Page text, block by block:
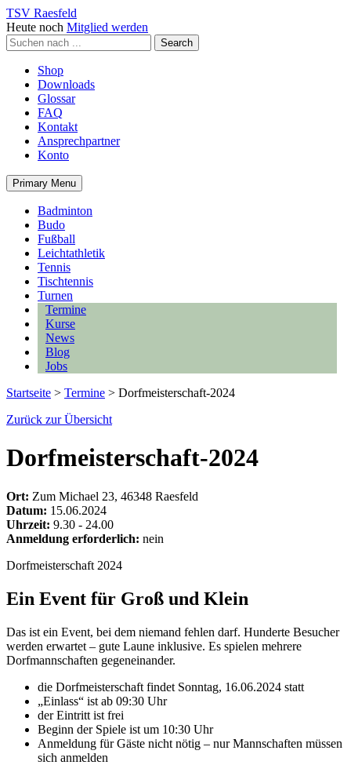
TSV Raesfeld
Heute noch Mitglied werden
Shop
Downloads
Glossar
FAQ
Kontakt
Ansprechpartner
Konto
Primary Menu
Badminton
Budo
Fußball
Leichtathletik
Tennis
Tischtennis
Turnen
Termine
Kurse
News
Blog
Jobs
Startseite > Termine > Dorfmeisterschaft-2024
Zurück zur Übersicht
Dorfmeisterschaft-2024
Ort: Zum Michael 23, 46348 Raesfeld
Datum: 15.06.2024
Uhrzeit: 9.30 - 24.00
Anmeldung erforderlich: nein
Dorfmeisterschaft 2024
Ein Event für Groß und Klein
Das ist ein Event, bei dem niemand fehlen darf. Hunderte Besucher
werden erwartet – gute Laune inklusive. Es spielen mehrere
Dorfmannschaften gegeneinander.
die Dorfmeisterschaft findet Sonntag, 16.06.2024 statt
„Einlass“ ist ab 09:30 Uhr
der Eintritt ist frei
Beginn der Spiele ist um 10:30 Uhr
Anmeldung für Gäste nicht nötig – nur Mannschaften müssen
sich anmelden